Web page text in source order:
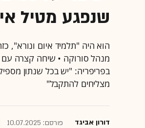
שנפגע מטיל
הוא היה "תלמיד איום ונורא",
מנהל סורוקה • שיחה קצרה עם
בפריפריה: "יש בכל שנתון
מצליחים להתקבל"
דורון אביגד פורסם: 10.07.2025